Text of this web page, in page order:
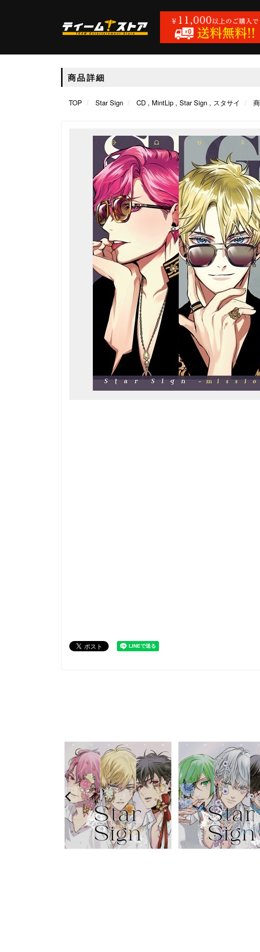
商品詳細
TOP Star Sign CD MintLip Star Sign スタサイ